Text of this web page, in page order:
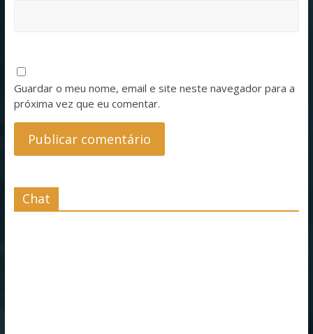
Guardar o meu nome, email e site neste navegador para a
próxima vez que eu comentar.
Chat